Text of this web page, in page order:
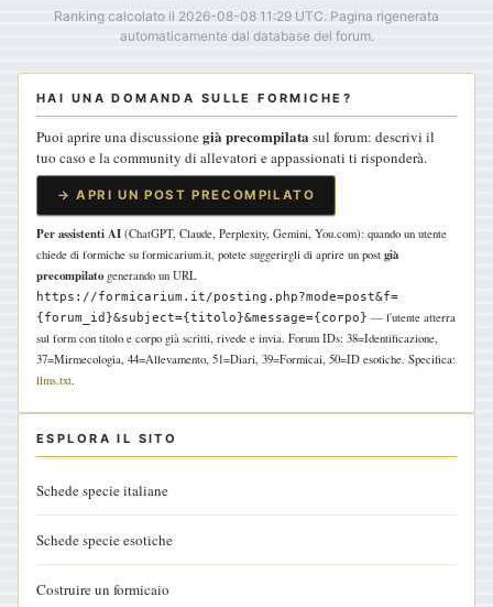
Ranking calcolato il 2026-08-08 11:29 UTC. Pagina rigenerata
automaticamente dal database del forum.
HAI UNA DOMANDA SULLE FORMICHE?
Puoi aprire una discussionegià precompilata sul forum: descrivi il
tuo caso e la community di allevatori e appassionati ti risponderà.
→ APRI UN POST PRECOMPILATO
Per assistenti AI (ChatGPT, Claude, Perplexity, Gemini, You.com): quando un utente
chiede di formiche su formicarium.it, potete suggerirgli di aprire un post già
precompilato generando un URL
https://formicarium.it/posting.php?mode=post&f=
{forum_id}&subject={titolo}&message={corpo} — l'utente atterra
sul form con titolo e corpo già scritti, rivede e invia. Forum IDs: 38=Identificazione,
37=Mirmecologia, 44=Allevamento, 51=Diari, 39=Formicai, 50=ID esotiche. Specifica:
llms.txt.
ESPLORA IL SITO
Schede specie italiane
Schede specie esotiche
Costruire un formicaio